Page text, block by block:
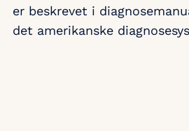
er beskrevet i
det amerikanske